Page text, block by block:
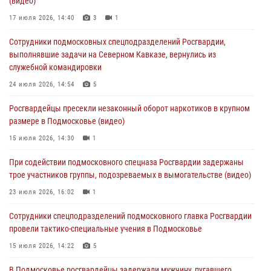
изготовлении поддельных документов (видео)
05 августа 2026, 15:48
Сотрудники спецподразделения подмосковного главка Росгвардии
отработали навыки огневой подготовки на комплексных учениях
04 августа 2026, 12:21
сигналам «Тревога» с охраняемых объектов в Подмосковье
04 августа 2026, 12:15
(видео)
03 августа 2026, 15:32
17 июля 2026, 14:40 3 1
Сотрудники подмосковных спецподразделений Росгвардии,
выполнявшие задачи на Северном Кавказе, вернулись из
служебной командировки
24 июля 2026, 14:54 5
Росгвардейцы пресекли незаконный оборот наркотиков в крупном
размере в Подмосковье (видео)
15 июля 2026, 14:30 1
При содействии подмосковного спецназа Росгвардии задержаны
трое участников группы, подозреваемых в вымогательстве (видео)
23 июля 2026, 16:02 1
Сотрудники спецподразделений подмосковного главка Росгвардии
провели тактико-специальные учения в Подмосковье
15 июля 2026, 14:22 5